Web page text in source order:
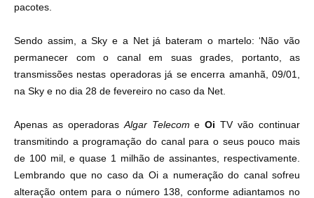
pacotes.
Sendo assim, a Sky e a Net já bateram o martelo: ‘Não vão
permanecer com o canal em suas grades, portanto, as
transmissões nestas operadoras já se encerra amanhã, 09/01,
na Sky e no dia 28 de fevereiro no caso da Net.
Apenas as operadoras Algar Telecom eOi TV vão continuar
transmitindo a programação do canal para o seus pouco mais
de 100 mil, e quase 1 milhão de assinantes, respectivamente.
Lembrando que no caso da Oi a numeração do canal sofreu
alteração ontem para o número 138, conforme adiantamos no